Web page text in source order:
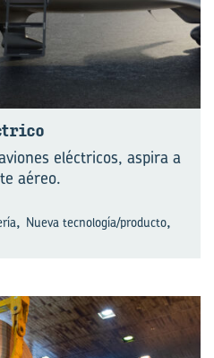
eléctricos, aspira a
aéreo.
, Nueva tecnología/producto,